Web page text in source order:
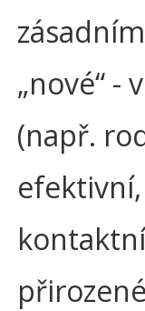
„nové“ -
(např.